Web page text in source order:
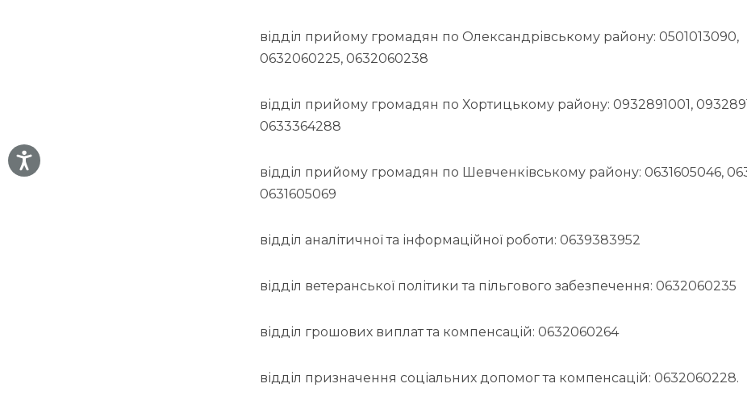
відділ прийому громадян по Олександрівському району: 0501013090,
0632060225, 0632060238
відділ прийому громадян по Хортицькому району: 0932891001,
0633364288
відділ прийому громадян по Шевченківському району: 0631605046,
0631605069
відділ аналітичної та інформаційної роботи: 0639383952
відділ ветеранської політики та пільгового забезпечення: 0632060235
відділ грошових виплат та компенсацій: 0632060264
відділ призначення соціальних допомог та компенсацій: 0632060228.